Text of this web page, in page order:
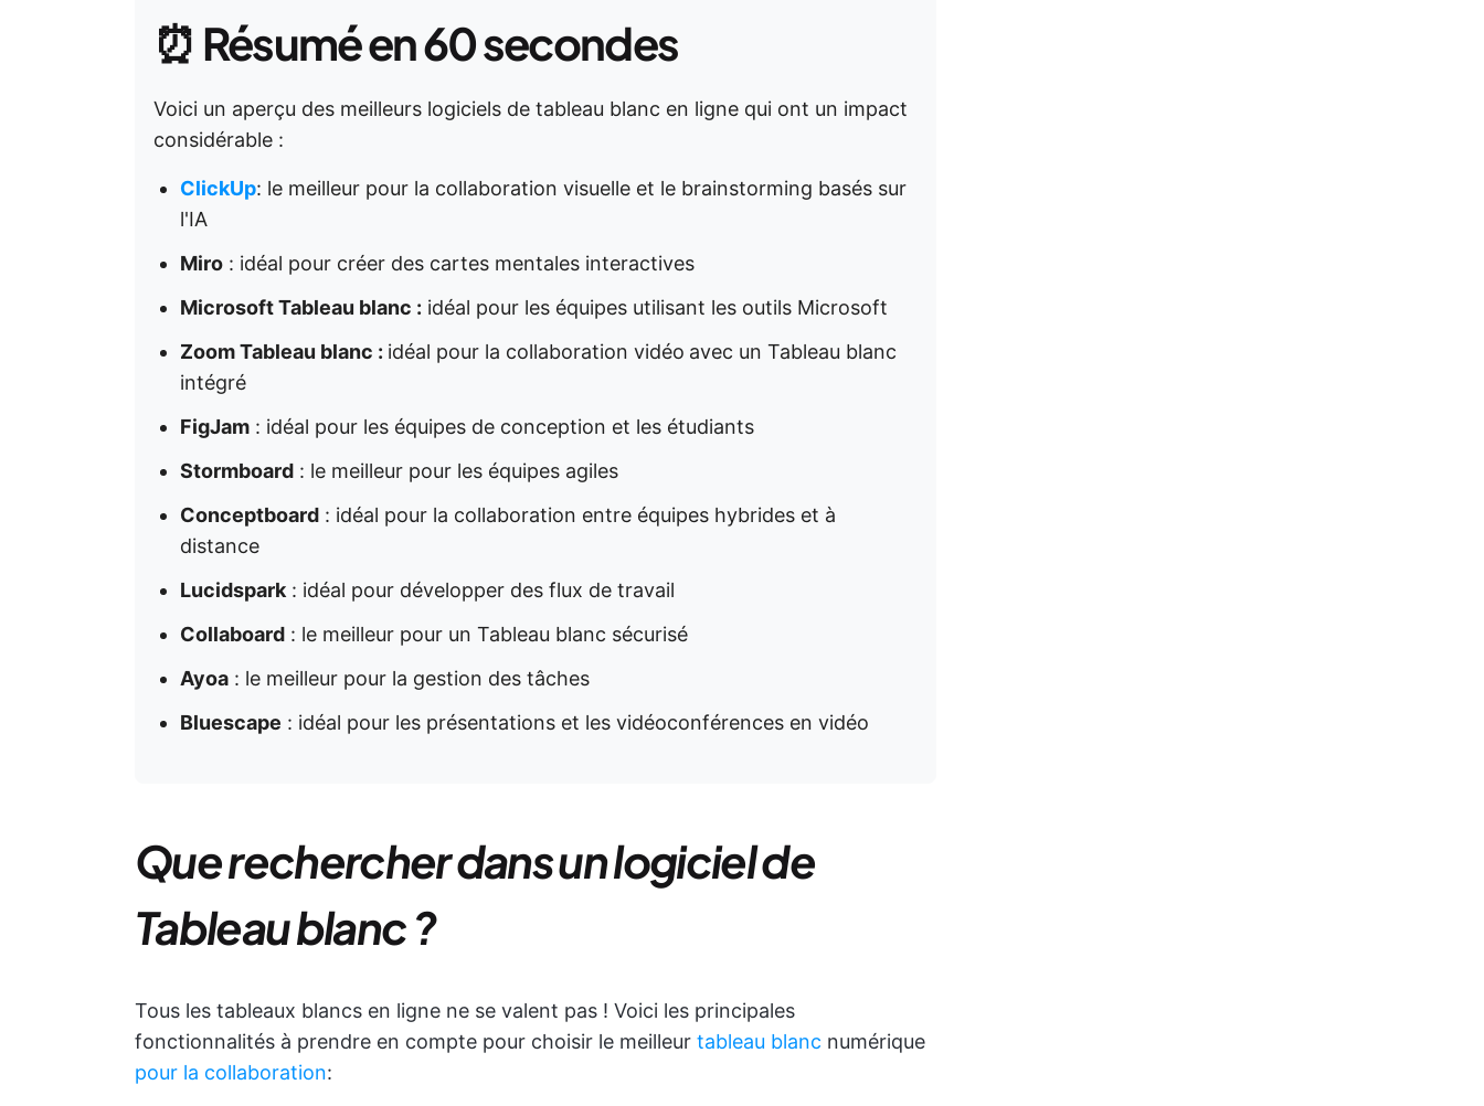
⏰ Résumé en 60 secondes
Voici un aperçu des meilleurs logiciels de tableau blanc en ligne qui ont un impact
considérable :
ClickUp: le meilleur pour la collaboration visuelle et le brainstorming basés sur
l'IA
Miro : idéal pour créer des cartes mentales interactives
Microsoft Tableau blanc : idéal pour les équipes utilisant les outils Microsoft
Zoom Tableau blanc : idéal pour la collaboration vidéo avec un Tableau blanc
intégré
FigJam : idéal pour les équipes de conception et les étudiants
Stormboard : le meilleur pour les équipes agiles
Conceptboard : idéal pour la collaboration entre équipes hybrides et à
distance
Lucidspark : idéal pour développer des flux de travail
Collaboard : le meilleur pour un Tableau blanc sécurisé
Ayoa : le meilleur pour la gestion des tâches
Bluescape : idéal pour les présentations et les vidéoconférences en vidéo
Que rechercher dans un logiciel de
Tableau blanc ?
Tous les tableaux blancs en ligne ne se valent pas ! Voici les principales
fonctionnalités à prendre en compte pour choisir le meilleur tableau blanc numérique
pour la collaboration: